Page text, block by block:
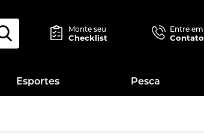
Monte seu
Checklist
Entre em
Contato
Esportes Pesca